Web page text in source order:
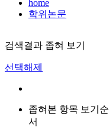
home
학위논문
검색결과 좁혀 보기
선택해제
좁혀본 항목 보기순
서